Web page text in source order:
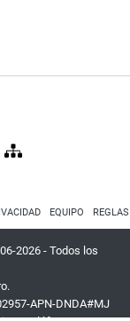
EQUIPO
2026 - Todos los
APN-DNDA#MJ